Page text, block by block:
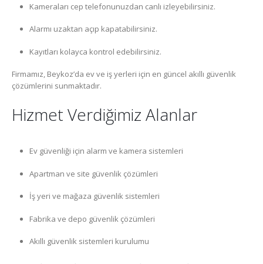
Kameraları cep telefonunuzdan canlı izleyebilirsiniz.
Alarmı uzaktan açıp kapatabilirsiniz.
Kayıtları kolayca kontrol edebilirsiniz.
Firmamız, Beykoz’da ev ve iş yerleri için en güncel akıllı güvenlik
çözümlerini sunmaktadır.
Hizmet Verdiğimiz Alanlar
Ev güvenliği için alarm ve kamera sistemleri
Apartman ve site güvenlik çözümleri
İş yeri ve mağaza güvenlik sistemleri
Fabrika ve depo güvenlik çözümleri
Akıllı güvenlik sistemleri kurulumu